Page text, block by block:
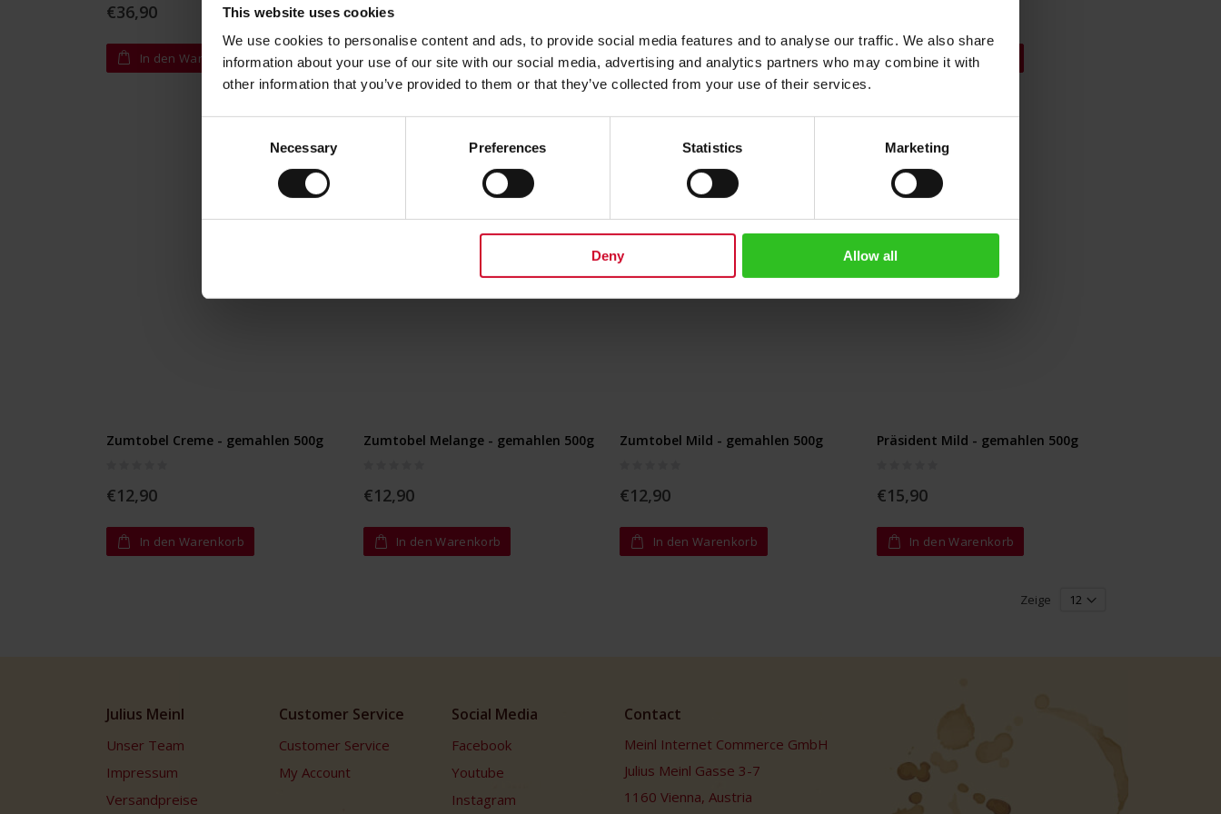
This website uses cookies
We use cookies to personalise content and ads, to provide social media features and to analyse our traffic. We also share
information about your use of our site with our social media, advertising and analytics partners who may combine it with
other information that you’ve provided to them or that they’ve collected from your use of their services.
Necessary Preferences Statistics Marketing
Deny Allow all
€36,90
In den Warenkorb
€12,90
In den Warenkorb In den Warenkorb In den Warenkorb
Zumtobel Creme - gemahlen 500g
€12,90
In den Warenkorb
Zumtobel Melange - gemahlen 500g
€12,90
In den Warenkorb
Zumtobel Mild - gemahlen 500g
€12,90
In den Warenkorb
Präsident Mild - gemahlen 500g
€15,90
In den Warenkorb
Zeige
Julius Meinl
Unser Team
Impressum
Versandpreise
Customer Service
Customer Service
My Account
Social Media
Facebook
Youtube
Instagram
Contact
Meinl Internet Commerce GmbH
Julius Meinl Gasse 3-7
1160 Vienna, Austria